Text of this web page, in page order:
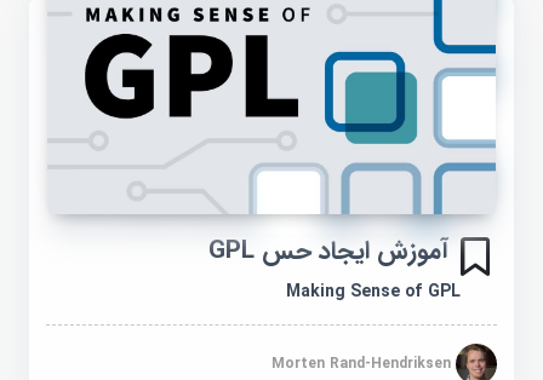
آموزش ایجاد حس GPL
Making Sense of GPL
Morten Rand-Hendriksen